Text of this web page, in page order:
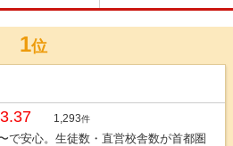
1位
3.37 1,293件
で安心。生徒数・直営校舎数が首都圏